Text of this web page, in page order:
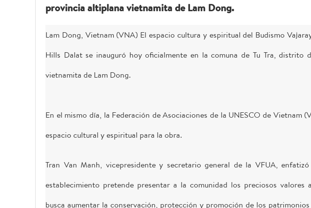
provincia altiplana vietnamita de Lam Dong.
Lam Dong, Vietnam (VNA) El espacio cultura y espiritual del Budismo
Hills Dalat se inauguró hoy oficialmente en la comuna de Tu Tra, distrito
vietnamita de Lam Dong.
En el mismo día, la Federación de Asociaciones de la UNESCO de Vietnam
espacio cultural y espiritual para la obra.
Tran Van Manh, vicepresidente y secretario general de la VFUA,
establecimiento pretende presentar a la comunidad los preciosos
busca aumentar la conservación, protección y promoción de los